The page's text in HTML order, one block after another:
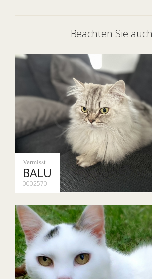
Beachten Sie auch
Vermisst
BALU
0002570